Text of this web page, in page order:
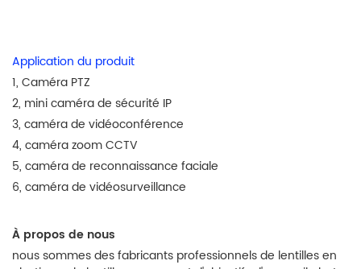
Application du produit
1, Caméra PTZ
2, mini caméra de sécurité IP
3, caméra de vidéoconférence
4, caméra zoom CCTV
5, caméra de reconnaissance faciale
6, caméra de vidéosurveillance
À propos de nous
nous sommes des fabricants professionnels de lentilles en